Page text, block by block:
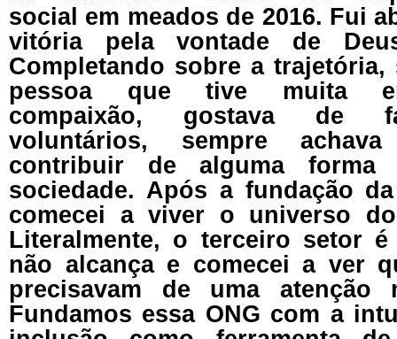
social em meados de 2016. Fui
vitória pela vontade de
Completando sobre a trajetória,
pessoa que tive muita
compaixão, gostava de
voluntários, sempre
contribuir de alguma
sociedade. Após a fundação
comecei a viver o universo
Literalmente, o terceiro setor
não alcança e comecei a ver
precisavam de uma atenção
Fundamos essa ONG com a